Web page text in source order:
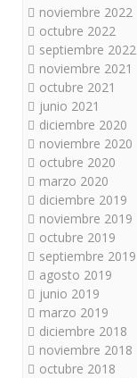
noviembre 2022
octubre 2022
septiembre 2022
noviembre 2021
octubre 2021
junio 2021
diciembre 2020
noviembre 2020
octubre 2020
marzo 2020
diciembre 2019
noviembre 2019
octubre 2019
septiembre 2019
agosto 2019
junio 2019
marzo 2019
diciembre 2018
noviembre 2018
octubre 2018